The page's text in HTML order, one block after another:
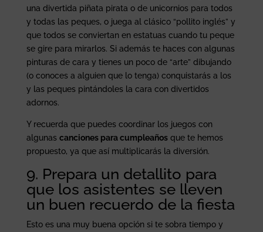
una divertida piñata pirata o de unicornios para todos
y todas las peques, o juega al clásico “pollito inglés” y
que todos se conviertan en estatuas cuando tu peque
se gire para mirarlos. Si además te haces con algunas
pinturas de cara y tienes un poco de “arte” dibujando
(o conoces a alguien que lo tenga) conquistarás a los
y las peques pintándoles la cara con divertidos
adornos.
Y recuerda que puedes coordinar los juegos con
algunas canciones para cumpleañosque te hemos
propuesto, ya que así multiplicarás la diversión.
9. Prepara un detallito para
que los asistentes se lleven
un buen recuerdo de la fiesta
Esto es una muy buena opción si te sobra tiempo y